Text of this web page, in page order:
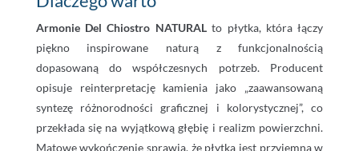
Armonie Del Chiostro NATURALto płytka, która łączy
piękno inspirowane naturą z funkcjonalnością
dopasowaną do współczesnych potrzeb. Producent
opisuje reinterpretację kamienia jako „zaawansowaną
syntezę różnorodności graficznej i kolorystycznej”, co
przekłada się na wyjątkową głębię i realizm powierzchni.
Matowe wykończenie sprawia, że płytka jest przyjemna w